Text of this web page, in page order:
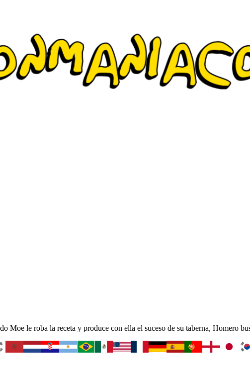
Moe le roba la receta y produce con ella el suceso de su taberna, Homero